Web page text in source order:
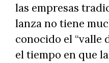
las empresas
lanza no tiene
conocido el “valle
el tiempo en que